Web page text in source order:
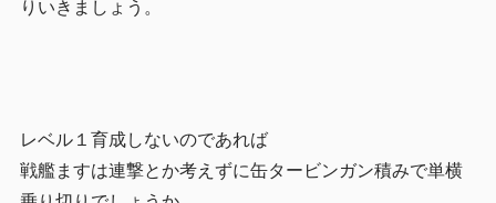
りいきましょう。
レベル１育成しないのであれば
戦艦ますは連撃とか考えずに缶タービンガン積みで単横